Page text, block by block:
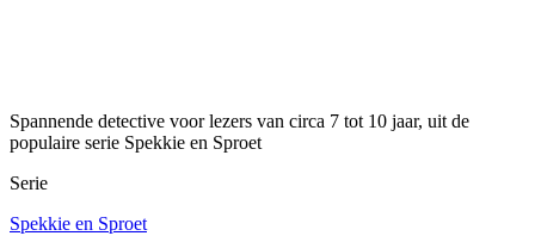
Spannende detective voor lezers van circa 7 tot 10 jaar, uit de
populaire serie Spekkie en Sproet
Serie
Spekkie en Sproet